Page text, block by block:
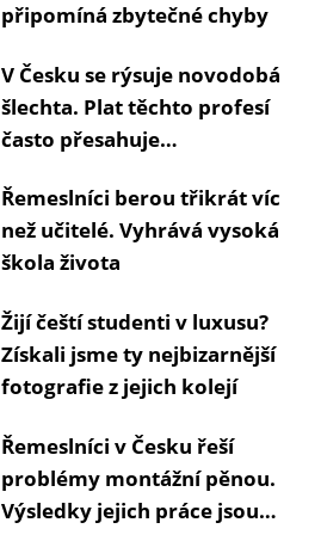
připomíná zbytečné chyby
V Česku se rýsuje novodobá
šlechta. Plat těchto profesí
často přesahuje
Řemeslníci berou třikrát víc
než učitelé. Vyhrává vysoká
škola života
Žijí čeští studenti v luxusu?
Získali jsme ty nejbizarnější
fotografie z jejich kolejí
Řemeslníci v Česku řeší
problémy montážní pěnou.
Výsledky jejich práce jsou